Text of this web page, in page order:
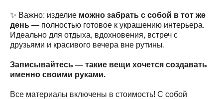
✨ Важно: изделие можно забрать с собой в тот же
день — полностью готовое к украшению интерьера.
Идеально для отдыха, вдохновения, встреч с
друзьями и красивого вечера вне рутины.
Записывайтесь — такие вещи хочется создавать
именно своими руками.
Все материалы включены в стоимость! С собой